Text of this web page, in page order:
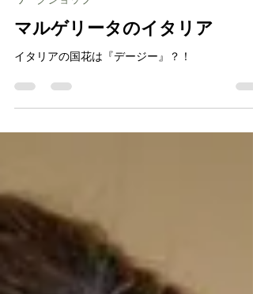
2021年7月22日
ワークショップ
マルゲリータのイタリア
イタリアの国花は『デージー』？！